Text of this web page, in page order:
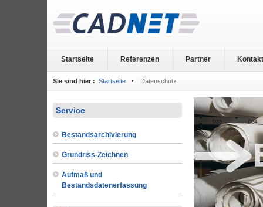
Startseite Referenzen Partner Kontakt
Sie sind hier : Startseite Datenschutz
Service
Bestandsarchivierung
Grundriss-Zeichnen
Aufmaß und
Bestandsdatenerfassung